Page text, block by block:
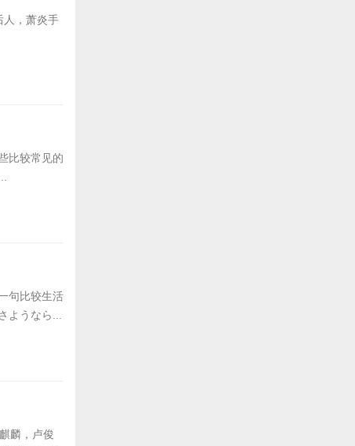
人，萧炎手
比较常见的
句比较生活
ようなら...
麟，卢俊